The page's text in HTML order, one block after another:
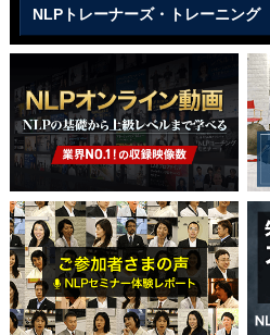
NLPトレーナーズ・ トレーニング